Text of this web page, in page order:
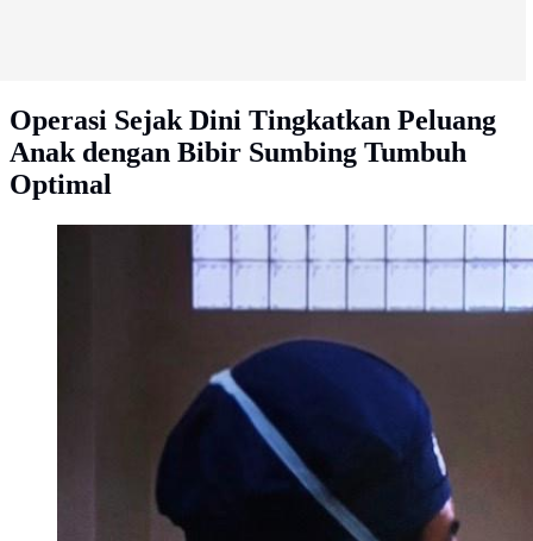
Operasi Sejak Dini Tingkatkan Peluang
Anak dengan Bibir Sumbing Tumbuh
Optimal